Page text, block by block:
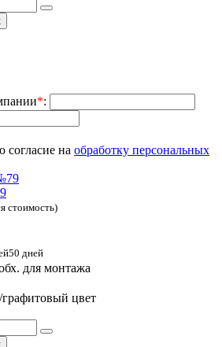
*:
согласие на обработку персональных
стоимость)
50 дней
для монтажа
цвет